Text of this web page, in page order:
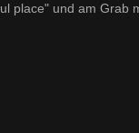
place" und am Grab